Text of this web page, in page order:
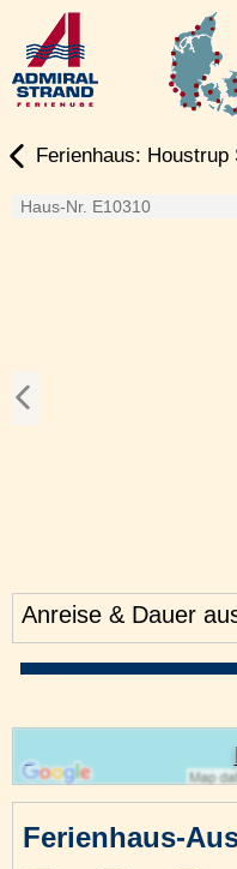
Ferienhaus: Houstrup
Haus-Nr. E10310
Anreise & Dauer
Ferienhaus-